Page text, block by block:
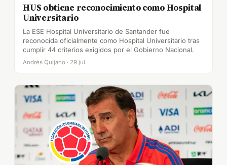
HUS obtiene reconocimiento como Hospital
Universitario
La ESE Hospital Universitario de Santander fue
reconocida oficialmente como Hospital Universitario tras
cumplir 44 criterios exigidos por el Gobierno Nacional.
Andrés Quijano · 29 jul.